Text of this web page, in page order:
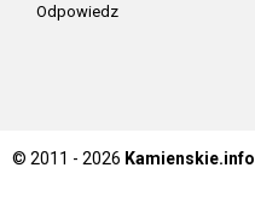
Odpowiedz
© 2011 - 2026 Kamienskie.info